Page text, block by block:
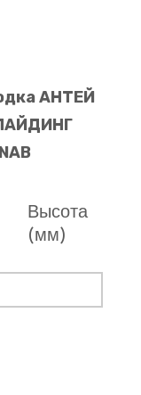
АНТЕЙ
Высота
(мм)